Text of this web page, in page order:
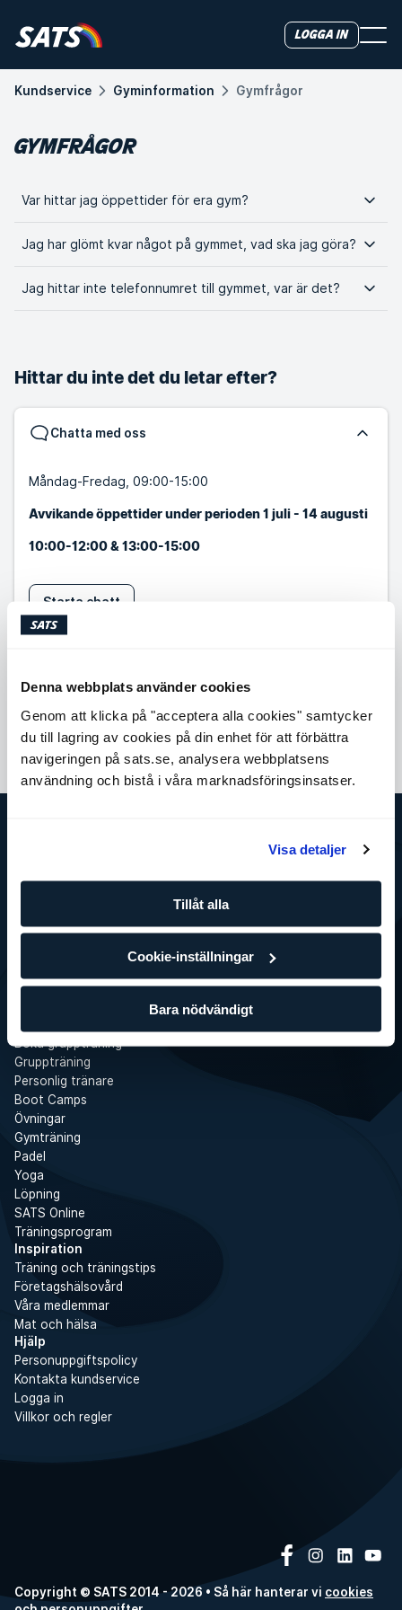
Denna webbplats använder cookies
Genom att klicka på "acceptera alla cookies" samtycker
du till lagring av cookies på din enhet för att förbättra
navigeringen på sats.se, analysera webbplatsens
användning och bistå i våra marknadsföringsinsatser.
Visa detaljer
Tillåt alla
Cookie-inställningar
Bara nödvändigt
Logga in
Kundservice Gyminformation Gymfrågor
GYMFRÅGOR
Var hittar jag öppettider för era gym?
Jag har glömt kvar något på gymmet, vad ska jag göra?
Jag hittar inte telefonnumret till gymmet, var är det?
Hittar du inte det du letar efter?
Chatta med oss
Måndag-Fredag, 09:00-15:00
Avvikande öppettider under perioden 1 juli - 14 augusti
10:00-12:00 & 13:00-15:00
Starta chatt
Ring oss
Press
WhistleBlower
Boka gruppträning
Gruppträning
Personlig tränare
Boot Camps
Övningar
Gymträning
Padel
Yoga
Löpning
SATS Online
Träningsprogram
Inspiration
Träning och träningstips
Företagshälsovård
Våra medlemmar
Mat och hälsa
Hjälp
Personuppgiftspolicy
Kontakta kundservice
Logga in
Villkor och regler
Copyright © SATS 2014 - 2026 • Så här hanterar vi cookies